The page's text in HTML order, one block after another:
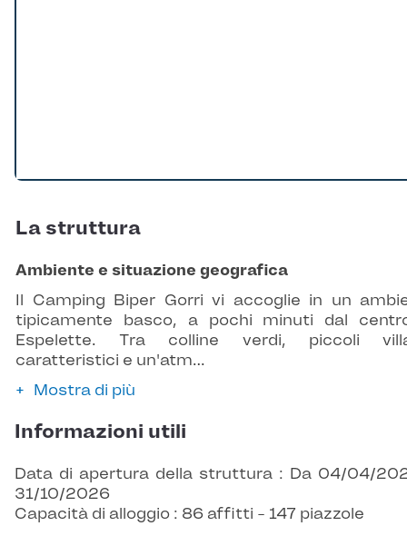
La struttura
Ambiente e situazione geografica
Il Camping Biper Gorri vi accoglie in un
tipicamente basco, a pochi minuti dal
Espelette. Tra colline verdi, piccoli
caratteristici e un'atm…
Mostra di più
Informazioni utili
Data di apertura della struttura : Da 04/04/
31/10/2026
Capacità di alloggio : 86 affitti - 147 piazzole